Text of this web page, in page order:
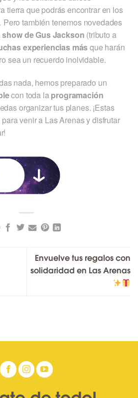
tierra que podrás encontrar en los
también tenemos novedades
show de Gus Jackson (tributo a
experiencias másque harán
sea un recuerdo inolvidable.
nada, hemos preparado un
con toda laprogramación
organizar tus planes. ¡Estas
venir a Las Arenas y disfrutar
Envuelve tus regalos con
solidaridad en Las Arenas